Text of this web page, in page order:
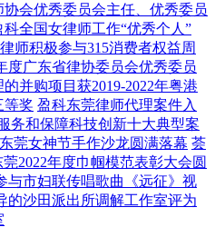
会优秀委员会主任、优秀委员
全国女律师工作“优秀个人”
师积极参与315消费者权益周
度广东省律协委员会优秀委员
并购项目获2019-2022年粤港
等奖 盈科东莞律师代理案件入
务和保障科技创新十大典型案
莞女神节手作沙龙圆满落幕 荟
2022年度巾帼模范表彰大会圆
与市妇联传唱歌曲《远征》视
的沙田派出所调解工作室评为